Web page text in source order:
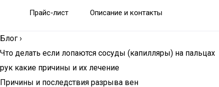
Прайс-лист Описание и контакты
Блог ›
Что делать если лопаются сосуды (капилляры) на пальцах
рук какие причины и их лечение
Причины и последствия разрыва вен